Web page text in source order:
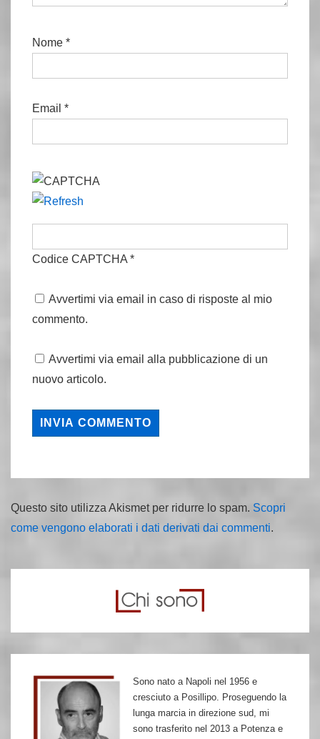
Nome *
Email *
Codice CAPTCHA *
Avvertimi via email in caso di risposte al mio
commento.
Avvertimi via email alla pubblicazione di un
nuovo articolo.
Questo sito utilizza Akismet per ridurre lo spam. Scopri
come vengono elaborati i dati derivati dai commenti.
Sono nato a Napoli nel 1956 e
cresciuto a Posillipo. Proseguendo la
lunga marcia in direzione sud, mi
sono trasferito nel 2013 a Potenza e